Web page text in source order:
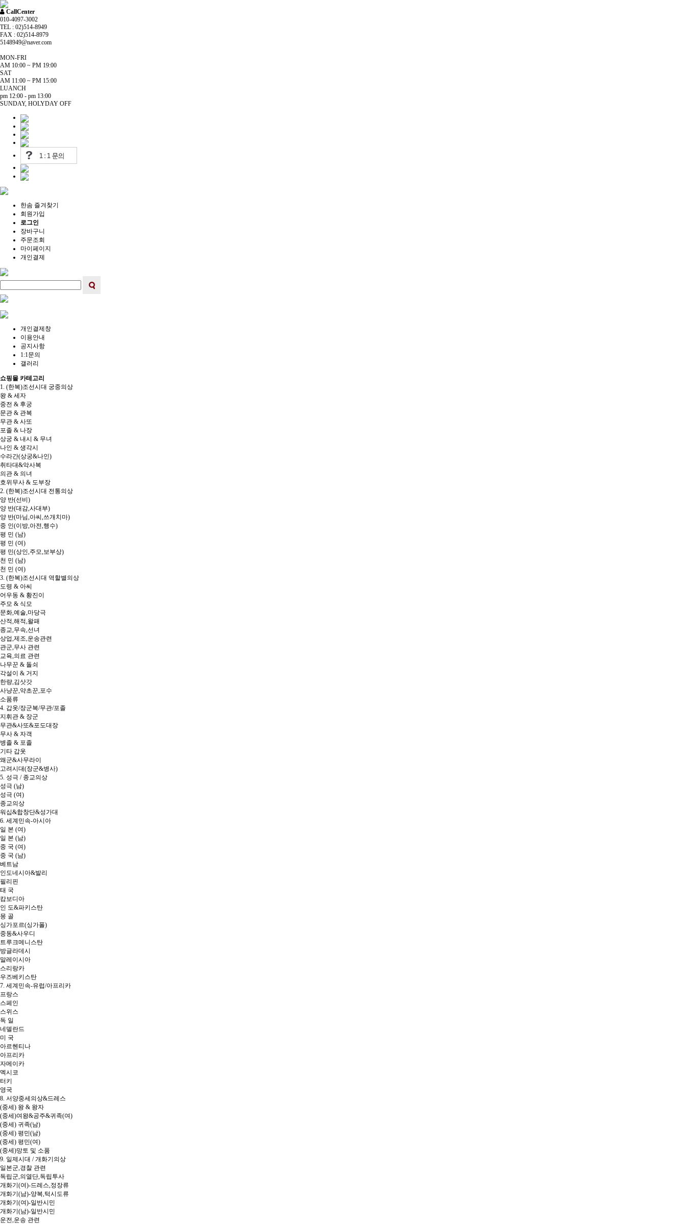
CallCenter
010-4097-3002
TEL : 02)514-8949
FAX : 02)514-8979
5148949@naver.com
MON-FRI
AM 10:00 ~ PM 19:00
SAT
AM 11:00 ~ PM 15:00
LUANCH
pm 12:00 - pm 13:00
SUNDAY, HOLYDAY OFF
한솜 즐겨찾기
회원가입
로그인
장바구니
주문조회
마이페이지
개인결제
개인결제창
이용안내
공지사항
1:1문의
갤러리
쇼핑몰 카테고리
1. (한복)조선시대 궁중의상
왕 & 세자
중전 & 후궁
문관 & 관복
무관 & 사또
포졸 & 나장
상궁 & 내시 & 무녀
나인 & 생각시
수라간(상궁&나인)
취타대&악사복
의관 & 의녀
호위무사 & 도부장
2. (한복)조선시대 전통의상
양 반(선비)
양 반(대감,사대부)
양 반(마님,아씨,쓰개치마)
중 인(이방,아전,행수)
평 민 (남)
평 민 (여)
평 민(상인,주모,보부상)
천 민 (남)
천 민 (여)
3. (한복)조선시대 역할별의상
도령 & 아씨
어우동 & 황진이
주모 & 식모
문화,예술,마당극
산적,해적,왈패
종교,무속,선녀
상업,제조,운송관련
관군,무사 관련
교육,의료 관련
나무꾼 & 돌쇠
각설이 & 거지
한량,김삿갓
사냥꾼,약초꾼,포수
소품류
4. 갑옷/장군복/무관/포졸
지휘관 & 장군
무관&사또&포도대장
무사 & 자객
병졸 & 포졸
기타 갑옷
왜군&사무라이
고려시대(장군&병사)
5. 성극 / 종교의상
성극 (남)
성극 (여)
종교의상
워십&합창단&성가대
6. 세계민속-아시아
일 본 (여)
일 본 (남)
중 국 (여)
중 국 (남)
베트남
인도네시아&발리
필리핀
태 국
캄보디아
인 도&파키스탄
몽 골
싱가포르(싱가폴)
중동&사우디
트루크메니스탄
방글라데시
말레이시아
스리랑카
우즈베키스탄
7. 세계민속-유럽/아프리카
프랑스
스페인
스위스
독 일
네델란드
미 국
아르헨티나
아프리카
자메이카
멕시코
터키
영국
8. 서양중세의상&드레스
(중세) 왕 & 왕자
(중세)여왕&공주&귀족(여)
(중세) 귀족(남)
(중세) 평민(남)
(중세) 평민(여)
(중세)망토 및 소품
9. 일제시대 / 개화기의상
일본군,경찰 관련
독립군,의열단,독립투사
개화기(여)-드레스,정장류
개화기(남)-양복,턱시도류
개화기(여)-일반시민
개화기(남)-일반시민
운전,운송 관련